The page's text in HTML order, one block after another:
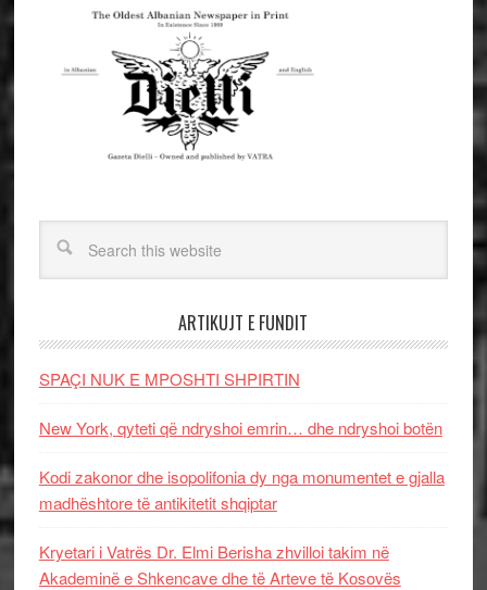
ARTIKUJT E FUNDIT
SPAÇI NUK E MPOSHTI SHPIRTIN
New York, qyteti që ndryshoi emrin… dhe ndryshoi botën
Kodi zakonor dhe isopolifonia dy nga monumentet e gjalla
madhështore të antikitetit shqiptar
Kryetari i Vatrës Dr. Elmi Berisha zhvilloi takim në
Akademinë e Shkencave dhe të Arteve të Kosovës